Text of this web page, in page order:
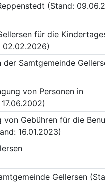
(Stand:
für die
02.02.2026)
Samtgemeinde
von Personen in
von Gebühren für die
16.01.2023)
Gellersen